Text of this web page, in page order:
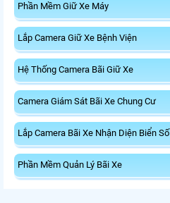
Phần Mềm Giữ Xe Máy
Lắp Camera Giữ Xe Bệnh Viện
Hệ Thống Camera Bãi Giữ Xe
Camera Giám Sát Bãi Xe Chung Cư
Lắp Camera Bãi Xe Nhận Diện Biển Số
Phần Mềm Quản Lý Bãi Xe